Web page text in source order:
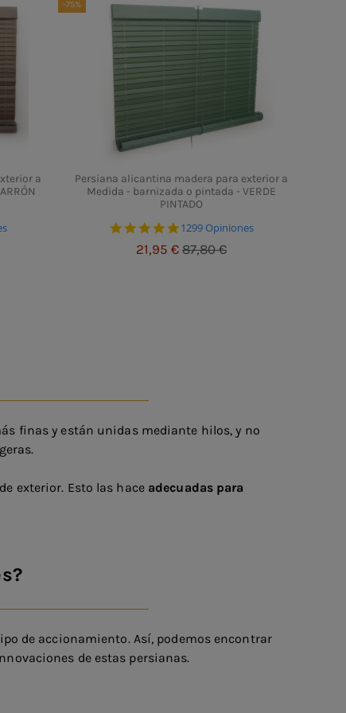
a
-75%
Persiana alicantina madera para exterior a
Medida - barnizada o pintada - VERDE
PINTADO
4.8 star rating
1299 Opiniones
21,95 € 87,80 €
finas y están unidas mediante hilos, y no
exterior. Esto las hace adecuadas para
de accionamiento. Así, podemos encontrar
de estas persianas.